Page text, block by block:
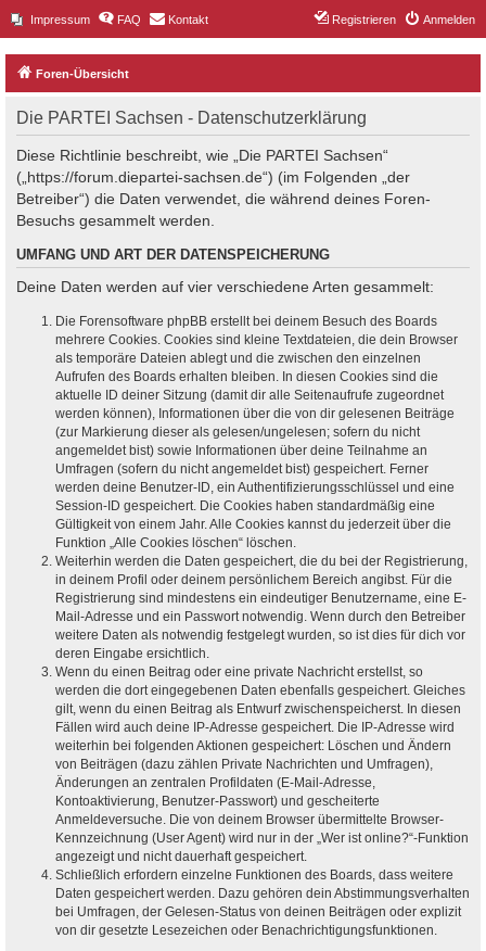
Impressum FAQ Kontakt Anmelden
Registrieren
Foren-Übersicht
Die PARTEI Sachsen - Datenschutzerklärung
Diese Richtlinie beschreibt, wie „Die PARTEI Sachsen“
(„https://forum.diepartei-sachsen.de“) (im Folgenden „der
Betreiber“) die Daten verwendet, die während deines Foren-
Besuchs gesammelt werden.
UMFANG UND ART DER DATENSPEICHERUNG
Deine Daten werden auf vier verschiedene Arten gesammelt:
Die Forensoftware phpBB erstellt bei deinem Besuch des Boards
mehrere Cookies. Cookies sind kleine Textdateien, die dein Browser
als temporäre Dateien ablegt und die zwischen den einzelnen
Aufrufen des Boards erhalten bleiben. In diesen Cookies sind die
aktuelle ID deiner Sitzung (damit dir alle Seitenaufrufe zugeordnet
werden können), Informationen über die von dir gelesenen Beiträge
(zur Markierung dieser als gelesen/ungelesen; sofern du nicht
angemeldet bist) sowie Informationen über deine Teilnahme an
Umfragen (sofern du nicht angemeldet bist) gespeichert. Ferner
werden deine Benutzer-ID, ein Authentifizierungsschlüssel und eine
Session-ID gespeichert. Die Cookies haben standardmäßig eine
Gültigkeit von einem Jahr. Alle Cookies kannst du jederzeit über die
Funktion „Alle Cookies löschen“ löschen.
Weiterhin werden die Daten gespeichert, die du bei der Registrierung,
in deinem Profil oder deinem persönlichem Bereich angibst. Für die
Registrierung sind mindestens ein eindeutiger Benutzername, eine E-
Mail-Adresse und ein Passwort notwendig. Wenn durch den Betreiber
weitere Daten als notwendig festgelegt wurden, so ist dies für dich vor
deren Eingabe ersichtlich.
Wenn du einen Beitrag oder eine private Nachricht erstellst, so
werden die dort eingegebenen Daten ebenfalls gespeichert. Gleiches
gilt, wenn du einen Beitrag als Entwurf zwischenspeicherst. In diesen
Fällen wird auch deine IP-Adresse gespeichert. Die IP-Adresse wird
weiterhin bei folgenden Aktionen gespeichert: Löschen und Ändern
von Beiträgen (dazu zählen Private Nachrichten und Umfragen),
Änderungen an zentralen Profildaten (E-Mail-Adresse,
Kontoaktivierung, Benutzer-Passwort) und gescheiterte
Anmeldeversuche. Die von deinem Browser übermittelte Browser-
Kennzeichnung (User Agent) wird nur in der „Wer ist online?“-Funktion
angezeigt und nicht dauerhaft gespeichert.
Schließlich erfordern einzelne Funktionen des Boards, dass weitere
Daten gespeichert werden. Dazu gehören dein Abstimmungsverhalten
bei Umfragen, der Gelesen-Status von deinen Beiträgen oder explizit
von dir gesetzte Lesezeichen oder Benachrichtigungsfunktionen.